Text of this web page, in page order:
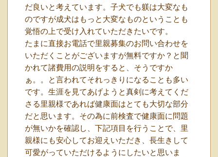
だ良いと考えています。子犬でも躾は大変なも
のですが成犬はもっと大変なものということも
覚悟の上で受け入れていただきたいです。
たまに直接お電話で里親募集のお問い合わせを
いただくことがございますが無料ですか？と聞
かれて諸費用の説明をすると、そうですか
ぁ。。と言われてそれっきりになることも多い
です。生涯を見てあげようと真剣に考えてくだ
さる里親様であれば健康面はとても大切な部分
だと思います。その為に前検査で健康面に問題
が無いかを確認し、下記項目を行うことで、里
親様にも安心してお迎えいただき、長生きして
可愛がっていただけるようにしたいと思いま